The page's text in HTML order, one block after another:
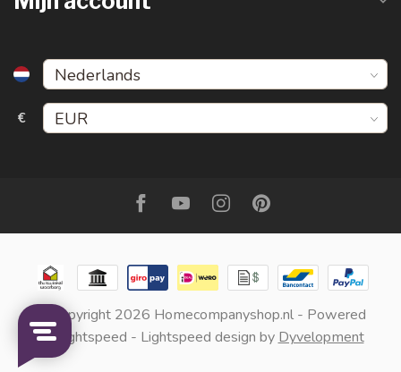
€
© Copyright 2026 Homecompanyshop.nl - Powered
byLightspeed - Lightspeed design by Dyvelopment